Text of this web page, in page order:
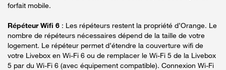
forfait mobile.
Répéteur Wifi 6 : Les répéteurs restent la propriété d’Orange. Le
nombre de répéteurs nécessaires dépend de la taille de votre
logement. Le répéteur permet d’étendre la couverture wifi de
votre Livebox en Wi-Fi 6 ou de remplacer le Wi-Fi 5 de la Livebox
5 par du Wi-Fi 6 (avec équipement compatible). Connexion Wi-Fi